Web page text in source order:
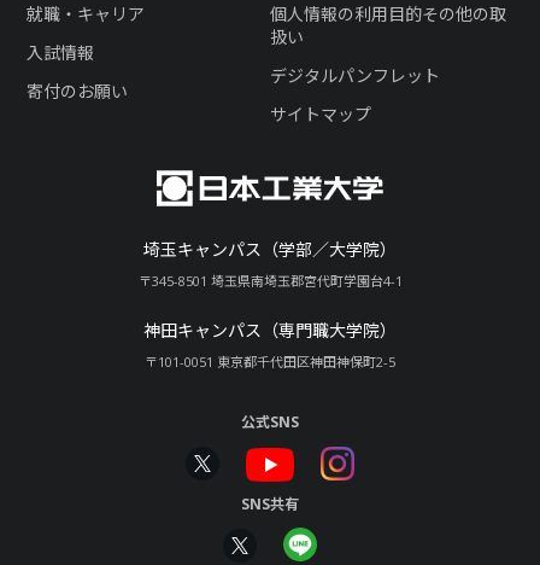
埼玉キャンパス（学部／大学院）
〒345-8501 埼玉県南埼玉郡宮代町学園台4-1
神田キャンパス（専門職大学院）
〒101-0051 東京都千代田区神田神保町2-5
就職・キャリア
入試情報
寄付のお願い
個人情報の利用目的その他の取
扱い
デジタルパンフレット
サイトマップ
公式SNS
SNS共有